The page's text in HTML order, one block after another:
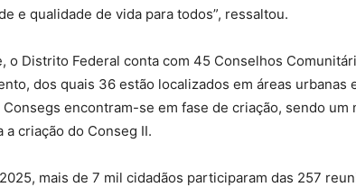
e qualidade de vida para todos”, ressaltou.
o Distrito Federal conta com 45 Conselhos
dos quais 36 estão localizados em áreas urbanas
encontram-se em fase de criação, sendo um
a criação do Conseg II.
mais de 7 mil cidadãos participaram das 257